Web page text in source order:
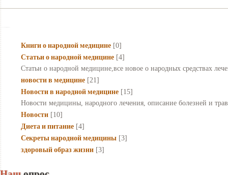
Книги о народной медицине [0]
Статьи о народной медицине [4]
Статьи о народной медицине,все новое о народных средствах
новости в медицине [21]
Новости в народной медицине [15]
Новости медицины, народного лечения, описание болезней и
Новости [10]
Диета и питание [4]
Секреты народной медицины [3]
здоровый образ жизни [3]